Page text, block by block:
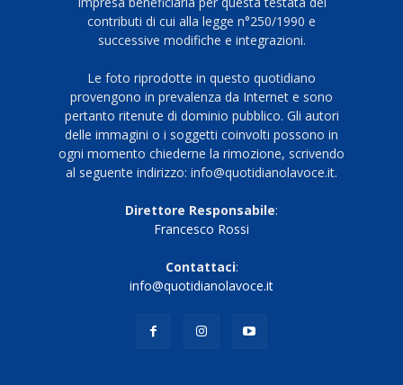
contributi di cui alla legge n°250/1990 e
successive modifiche e integrazioni.
Le foto riprodotte in questo quotidiano
provengono in prevalenza da Internet e sono
pertanto ritenute di dominio pubblico. Gli autori
delle immagini o i soggetti coinvolti possono in
ogni momento chiederne la rimozione, scrivendo
al seguente indirizzo: info@quotidianolavoce.it.
Direttore Responsabile:
Francesco Rossi
Contattaci:
info@quotidianolavoce.it